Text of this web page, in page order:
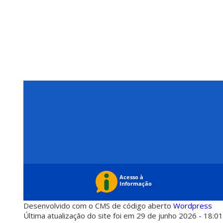
Desenvolvido com o CMS de código aberto Wordpress
Última atualização do site foi em 29 de junho 2026 -